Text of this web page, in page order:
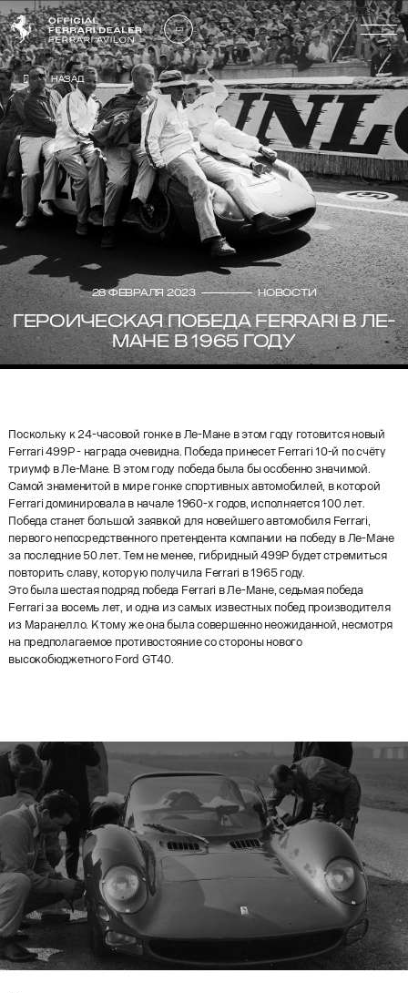
Назад
28 февраля 2023 Новости
ГЕРОИЧЕСКАЯ ПОБЕДА FERRARI В ЛЕ-
МАНЕ В 1965 ГОДУ
Поскольку к 24-часовой гонке в Ле-Мане в этом году готовится новый
Ferrari 499P - награда очевидна. Победа принесет Ferrari 10-й по счёту
триумф в Ле-Мане. В этом году победа была бы особенно значимой.
Самой знаменитой в мире гонке спортивных автомобилей, в которой
Ferrari доминировала в начале 1960-х годов, исполняется 100 лет.
Победа станет большой заявкой для новейшего автомобиля Ferrari,
первого непосредственного претендента компании на победу в Ле-Мане
за последние 50 лет. Тем не менее, гибридный 499P будет стремиться
повторить славу, которую получила Ferrari в 1965 году.
Это была шестая подряд победа Ferrari в Ле-Мане, седьмая победа
Ferrari за восемь лет, и одна из самых известных побед производителя
из Маранелло. К тому же она была совершенно неожиданной, несмотря
на предполагаемое противостояние со стороны нового
высокобюджетного Ford GT40.